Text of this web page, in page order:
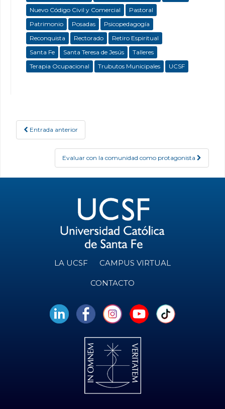
Nuevo Código Civil y Comercial
Pastoral
Patrimonio
Posadas
Psicopedagogía
Reconquista
Rectorado
Retiro Espiritual
Santa Fe
Santa Teresa de Jesús
Talleres
Terapia Ocupacional
Trubutos Municipales UCSF
Post navigation
Entrada anterior
Evaluar con la comunidad como protagonista
LA UCSF CAMPUS VIRTUAL
CONTACTO